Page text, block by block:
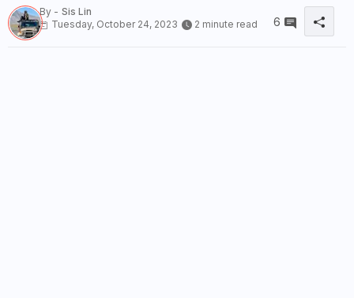
By - Sis Lin
Tuesday, October 24, 2023
2 minute read 6